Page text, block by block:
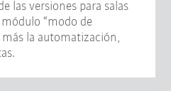
las versiones para salas
“modo de
la automatización,